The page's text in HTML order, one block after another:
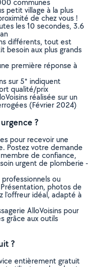
communes
petit village à la plus
de chez vous !
les 10 secondes, 3.6
différents, tout est
besoin aux plus grands
première réponse à
sur 5* indiquent
qualité/prix
réalisée sur un
(Février 2024)
?
pour recevoir une
Postez votre demande
de confiance,
urgent de plomberie -
ou
photos de
l'offreur idéal, adapté à
AlloVoisins pour
grâce aux outils
?
entièrement gratuit